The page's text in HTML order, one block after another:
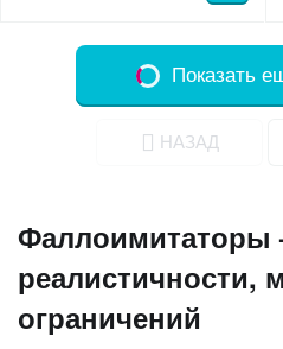
реалистичности,
ограничений
Показать
НАЗАД